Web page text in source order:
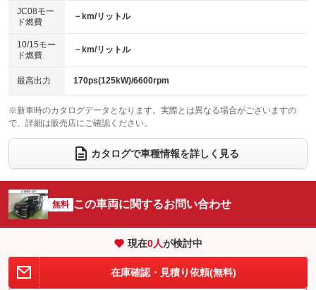
電動格納ミラー
：装備なし
：装備なし
パワーシート
ベンチシート
：装備なし
チップアップシート
：装備なし
：装備なし ：装備なし
ウォークスルー
：装備あり
電動リアゲート フロントカメラ
：装備なし
：装備なし ：装備なし
サイドカメラ
：装備なし ルーフレール
：装備なし
：装備なし
：装備なし
JC08モー
ド燃費
－km/リットル
10/15モー
ド燃費
－km/リットル
最高出力 170ps(125kW)/6600rpm
※新車時のカタログデータとなります。実際とは異なる場合がございますの
で、詳細は販売店にご確認ください。
カタログで車種情報を詳しく見る
無料 この車両に関するお問い合わせ
現在0人が検討中
在庫確認・見積り依頼(無料)